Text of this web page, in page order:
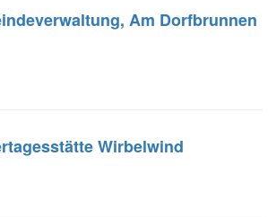
Am Dorfbrunnen
Wirbelwind